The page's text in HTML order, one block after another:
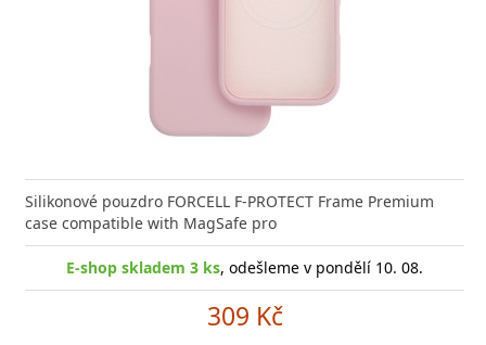
Silikonové pouzdro FORCELL F-PROTECT Frame Premium
case compatible with MagSafe pro
E-shop skladem 3 ks, odešleme v pondělí 10. 08.
309 Kč
FIXED zajistí rychlé a bezpečné nabíjení
moderního smartphonu,
skladem > 10 ks, odešleme v pondělí 10. 08. E-
značky Baseus Cafule Series Metal. Kabel
přenášet data z mobilních
skladem > 10 ks, odešleme v pondělí 10. 08.
Datový